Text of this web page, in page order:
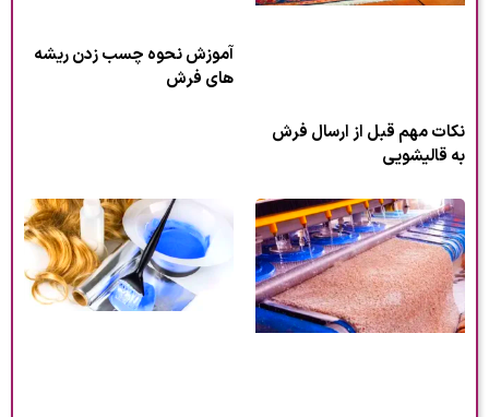
نکات مهم قبل از ارسال فرش
به قالیشویی
آموزش نحوه چسب زدن ریشه
های فرش